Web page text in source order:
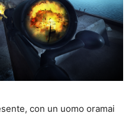
con un uomo oramai